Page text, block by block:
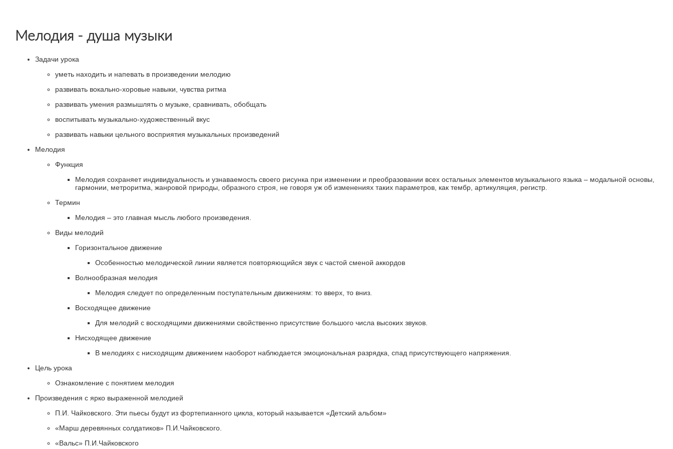
Мелодия - душа музыки
Задачи урока
уметь находить и напевать в произведении мелодию
развивать вокально-хоровые навыки, чувства ритма
развивать умения размышлять о музыке, сравнивать, обобщать
воспитывать музыкально-художественный вкус
развивать навыки цельного восприятия музыкальных произведений
Мелодия
Функция
Мелодия сохраняет индивидуальность и узнаваемость своего рисунка при изменении и преобразовании всех остальных элементов музыкального языка – модальной основы,
гармонии, метроритма, жанровой природы, образного строя, не говоря уж об изменениях таких параметров, как тембр, артикуляция, регистр.
Термин
Мелодия – это главная мысль любого произведения.
Виды мелодий
Горизонтальное движение
Особенностью мелодической линии является повторяющийся звук с частой сменой аккордов
Волнообразная мелодия
Мелодия следует по определенным поступательным движениям: то вверх, то вниз.
Восходящее движение
Для мелодий с восходящими движениями свойственно присутствие большого числа высоких звуков.
Нисходящее движение
В мелодиях с нисходящим движением наоборот наблюдается эмоциональная разрядка, спад присутствующего напряжения.
Цель урока
Ознакомление с понятием мелодия
Произведения с ярко выраженной мелодией
П.И. Чайковского. Эти пьесы будут из фортепианного цикла, который называется «Детский альбом»
«Марш деревянных солдатиков» П.И.Чайковского.
«Вальс» П.И.Чайковского